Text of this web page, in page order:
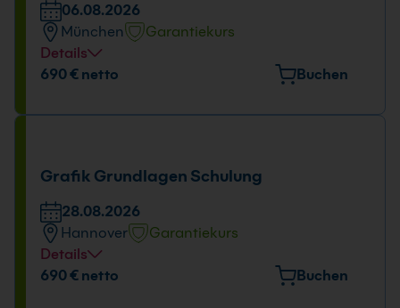
06.08.2026
München
Garantiekurs
Details
Veranstaltungsort
06.08.2026
690 € netto Buchen
Grafik Grundlagen Schulung
28.08.2026
Hannover
Garantiekurs
Details
Veranstaltungsort
690 € netto Buchen